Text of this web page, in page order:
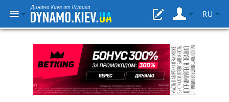
Динамо Киев от Шурика
RU